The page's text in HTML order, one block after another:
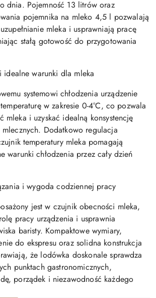
dnia. Pojemność 13 litrów oraz
pojemnika na mleko 4,5 l pozwalają
mleka i usprawniają pracę
stałą gotowość do przygotowania
idealne warunki dla mleka
systemowi chłodzenia urządzenie
w zakresie 0-4°C, co pozwala
mleka i uzyskać idealną konsystencję
Dodatkowo regulacja
temperatury mleka pomagają
warunki chłodzenia przez cały dzień
i wygoda codziennej pracy
jest w czujnik obecności mleka,
pracy urządzenia i usprawnia
baristy. Kompaktowe wymiary,
do ekspresu oraz solidna konstrukcja
że lodówka doskonale sprawdza
punktach gastronomicznych,
porządek i niezawodność każdego